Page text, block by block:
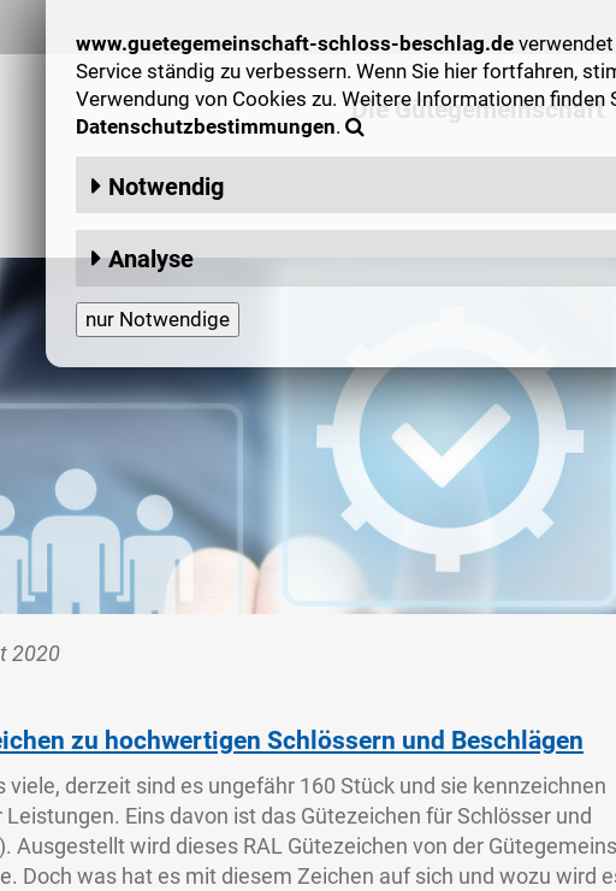
Die Gütegemeinschaft
2020
zu hochwertigen Schlössern und Beschlägen
viele, derzeit sind es ungefähr 160 Stück und sie kennzeichnen
Eins davon ist das Gütezeichen für Schlösser und
Ausgestellt wird dieses RAL Gütezeichen von der
Doch was hat es mit diesem Zeichen auf sich und wozu wird
www.guetegemeinschaft-schloss-beschlag.de
Service ständig zu verbessern. Wenn Sie hier fortfahren,
Verwendung von Cookies zu. Weitere Informationen finden
Datenschutzbestimmungen.
Notwendig
Session-Cookies:
Analyse
Matomo: speichert anonymisiert Informationen wie zum
allgemeines Surfverhalten, verwendete Browser und
nur Notwendige